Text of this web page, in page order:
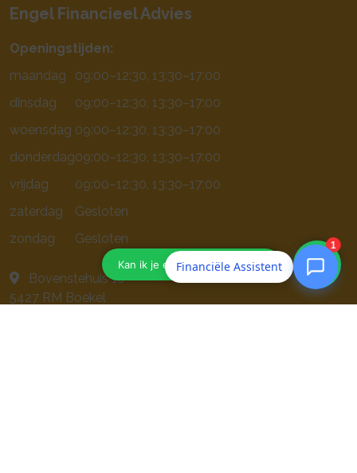
Engel Financieel Advies
Openingstijden:
maandag
09:00–12:30, 13:30–17:00
dinsdag
09:00–12:30, 13:30–17:00
woensdag 09:00–12:30, 13:30–17:00
donderdag09:00–12:30, 13:30–17:00
vrijdag
09:00–12:30, 13:30–17:00
zaterdag
Gesloten
zondag
Gesloten
Bovenstehuis 16
5427 RM Boekel
Financiële Assistent